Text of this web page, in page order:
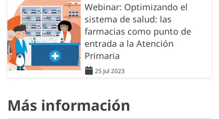
Webinar: Optimizando el
sistema de salud: las
farmacias como punto de
entrada a la Atención
Primaria
25 Jul 2023
Más información